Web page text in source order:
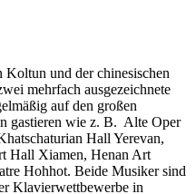
und der chinesischen
mehrfach ausgezeichnete
auf den großen
gastieren wie z. B. Alte Oper
Hall Yerevan,
Hall Xiamen, Henan Art
Hohhot. Beide Musiker sind
Klavierwettbewerbe in